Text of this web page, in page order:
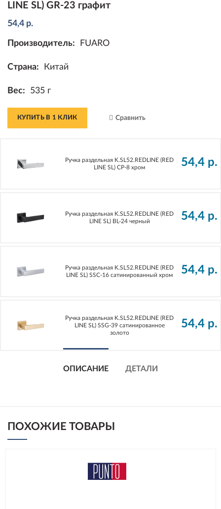
LINE SL) GR-23 графит
54,4 р.
Производитель: FUARO
Страна: Китай
Вес: 535 г
КУПИТЬ В 1 КЛИК Сравнить
Ручка раздельная K.SL52.REDLINE (RED
LINE SL) CP-8 хром
54,4 р.
Ручка раздельная K.SL52.REDLINE (RED
LINE SL) BL-24 черный
54,4 р.
Ручка раздельная K.SL52.REDLINE (RED
LINE SL) SSC-16 сатинированный хром
54,4 р.
Ручка раздельная K.SL52.REDLINE (RED
LINE SL) SSG-39 сатинированное
золото
54,4 р.
ОПИСАНИЕ ДЕТАЛИ
ПОХОЖИЕ ТОВАРЫ